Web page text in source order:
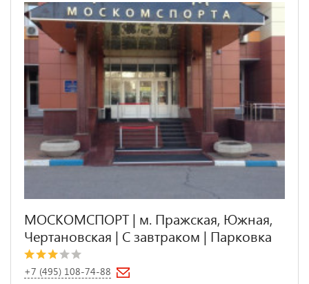
МОСКОМСПОРТ | м. Пражская, Южная,
Чертановская | С завтраком | Парковка
+7 (495) 108-74-88